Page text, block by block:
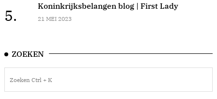
5.
Koninkrijksbelangen blog | First Lady
21 MEI 2023
ZOEKEN